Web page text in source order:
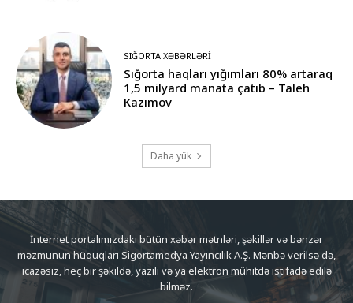
SIĞORTA XƏBƏRLƏRI
Sığorta haqları yığımları 80% artaraq
1,5 milyard manata çatıb – Taleh
Kazımov
Daha yük
İnternet portalımızdakı bütün xəbər mətnləri, şəkillər və bənzər
məzmunun hüquqları Sigortamedya Yayıncılık A.Ş. Mənbə verilsə də,
icazəsiz, heç bir şəkildə, yazılı və ya elektron mühitdə istifadə edilə
bilməz.